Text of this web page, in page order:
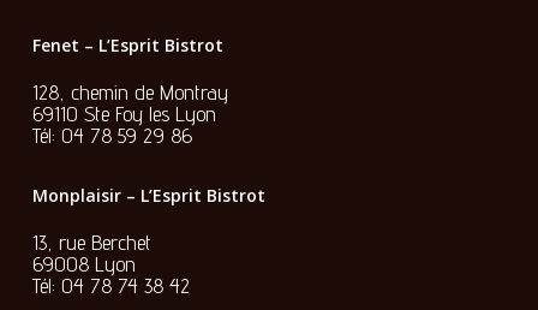
Fenet – L’Esprit Bistrot
128, chemin de Montray
69110 Ste Foy les Lyon
Tél: 04 78 59 29 86
Monplaisir – L’Esprit Bistrot
13, rue Berchet
69008 Lyon
Tél: 04 78 74 38 42